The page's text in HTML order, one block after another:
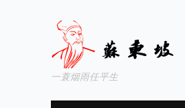
一蓑烟雨任平生